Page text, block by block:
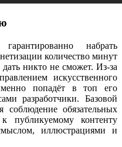
набрать
количество минут
никто не сможет. Из-за
искусственного
попадёт в топ его
разработчики. Базовой
соблюдение обязательных
публикуемому контенту
иллюстрациями и